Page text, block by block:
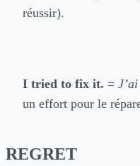
réussir).
I tried to fix it. =
un effort pour le
REGRET